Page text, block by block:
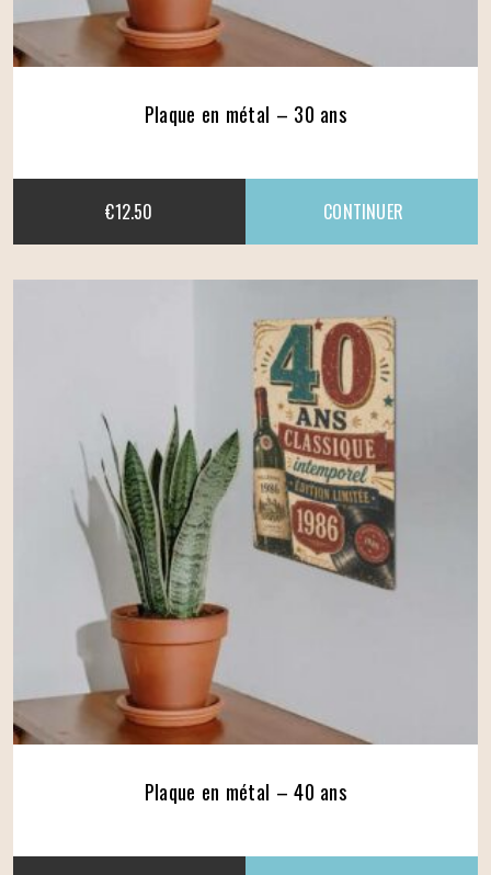
Plaque en métal – 30 ans
€12.50
Plaque en métal – 40 ans